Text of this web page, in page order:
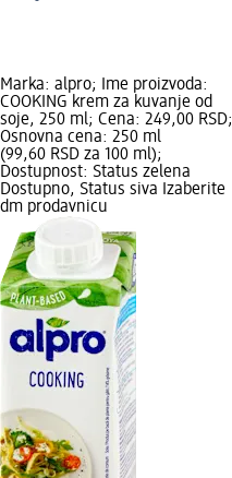
Marka: alpro; Ime proizvoda:
COOKING krem za kuvanje od
soje, 250 ml; Cena: 249,00 RSD;
Osnovna cena: 250 ml
(99,60 RSD za 100 ml);
Dostupnost: Status zelena
Dostupno, Status siva Izaberite
dm prodavnicu